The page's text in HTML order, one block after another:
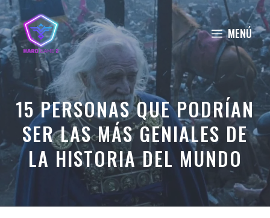
Saltar
al
contenido
MENÚ
15 PERSONAS QUE PODRÍAN
SER LAS MÁS GENIALES DE
LA HISTORIA DEL MUNDO